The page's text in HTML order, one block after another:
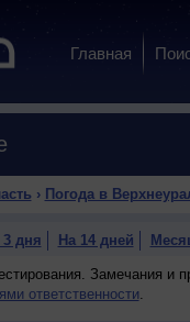
Главная
› Погода в
3 дня На 14 дней
Замечания и
ответственности.